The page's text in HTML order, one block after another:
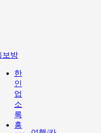
보방
한
인
업
소
록
홍